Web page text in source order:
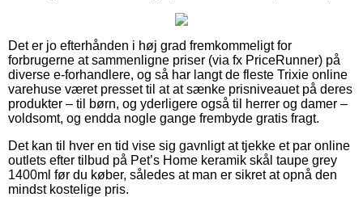
Det er jo efterhånden i høj grad fremkommeligt for
forbrugerne at sammenligne priser (via fx PriceRunner) på
diverse e-forhandlere, og så har langt de fleste Trixie online
varehuse været presset til at at sænke prisniveauet på deres
produkter – til børn, og yderligere også til herrer og damer –
voldsomt, og endda nogle gange frembyde gratis fragt.
Det kan til hver en tid vise sig gavnligt at tjekke et par online
outlets efter tilbud på Pet’s Home keramik skål taupe grey
1400ml før du køber, således at man er sikret at opnå den
mindst kostelige pris.